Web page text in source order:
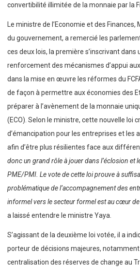
convertibilité illimitée de la monnaie par la
Le ministre de l’Economie et des Finances,
du gouvernement, a remercié les
ces deux lois, la première s’inscrivant dans
renforcement des mécanismes d’appui
dans la mise en œuvre les réformes du
de façon à permettre aux économies des
préparer à l’avènement de la monnaie
(ECO). Selon le ministre, cette nouvelle loi
d’émancipation pour les entreprises et les
afin d’être plus résilientes face aux
donc un grand rôle à jouer dans l’éclosion et
PME/PMI. Le vote de cette loi prouve à
problématique de l’accompagnement des
informel vers le secteur formel est au cœur
a laissé entendre le ministre Yaya.
S’agissant de la deuxième loi votée, il a
porteur de décisions majeures, notamment
centralisation des réserves de change au